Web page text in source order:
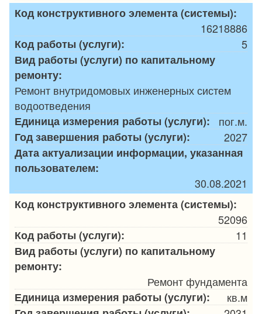
Код конструктивного элемента (системы):
16218886
Код работы (услуги):
5
Вид работы (услуги) по капитальному
ремонту:
Ремонт внутридомовых инженерных систем
водоотведения
Единица измерения работы (услуги):
пог.м.
Год завершения работы (услуги):
2027
Дата актуализации информации, указанная
пользователем:
30.08.2021
Код конструктивного элемента (системы):
52096
Код работы (услуги):
11
Вид работы (услуги) по капитальному
ремонту:
Ремонт фундамента
Единица измерения работы (услуги):
кв.м